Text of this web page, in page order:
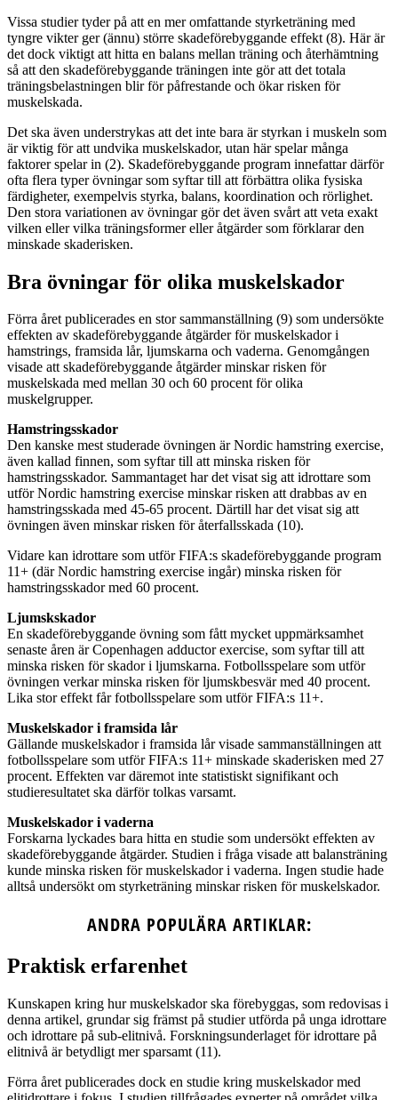
Vissa studier tyder på att en mer omfattande styrketräning med
tyngre vikter ger (ännu) större skadeförebyggande effekt (8). Här är
det dock viktigt att hitta en balans mellan träning och återhämtning
så att den skadeförebyggande träningen inte gör att det totala
träningsbelastningen blir för påfrestande och ökar risken för
muskelskada.
Det ska även understrykas att det inte bara är styrkan i muskeln som
är viktig för att undvika muskelskador, utan här spelar många
faktorer spelar in (2). Skadeförebyggande program innefattar därför
ofta flera typer övningar som syftar till att förbättra olika fysiska
färdigheter, exempelvis styrka, balans, koordination och rörlighet.
Den stora variationen av övningar gör det även svårt att veta exakt
vilken eller vilka träningsformer eller åtgärder som förklarar den
minskade skaderisken.
Bra övningar för olika muskelskador
Förra året publicerades en stor sammanställning (9) som undersökte
effekten av skadeförebyggande åtgärder för muskelskador i
hamstrings, framsida lår, ljumskarna och vaderna. Genomgången
visade att skadeförebyggande åtgärder minskar risken för
muskelskada med mellan 30 och 60 procent för olika
muskelgrupper.
Hamstringsskador
Den kanske mest studerade övningen är Nordic hamstring exercise,
även kallad finnen, som syftar till att minska risken för
hamstringsskador. Sammantaget har det visat sig att idrottare som
utför Nordic hamstring exercise minskar risken att drabbas av en
hamstringsskada med 45-65 procent. Därtill har det visat sig att
övningen även minskar risken för återfallsskada (10).
Vidare kan idrottare som utför FIFA:s skadeförebyggande program
11+ (där Nordic hamstring exercise ingår) minska risken för
hamstringsskador med 60 procent.
Ljumskskador
En skadeförebyggande övning som fått mycket uppmärksamhet
senaste åren är Copenhagen adductor exercise, som syftar till att
minska risken för skador i ljumskarna. Fotbollsspelare som utför
övningen verkar minska risken för ljumskbesvär med 40 procent.
Lika stor effekt får fotbollsspelare som utför FIFA:s 11+.
Muskelskador i framsida lår
Gällande muskelskador i framsida lår visade sammanställningen att
fotbollsspelare som utför FIFA:s 11+ minskade skaderisken med 27
procent. Effekten var däremot inte statistiskt signifikant och
studieresultatet ska därför tolkas varsamt.
Muskelskador i vaderna
Forskarna lyckades bara hitta en studie som undersökt effekten av
skadeförebyggande åtgärder. Studien i fråga visade att balansträning
kunde minska risken för muskelskador i vaderna. Ingen studie hade
alltså undersökt om styrketräning minskar risken för muskelskador.
ANDRA POPULÄRA ARTIKLAR:
Praktisk erfarenhet
Kunskapen kring hur muskelskador ska förebyggas, som redovisas i
denna artikel, grundar sig främst på studier utförda på unga idrottare
och idrottare på sub-elitnivå. Forskningsunderlaget för idrottare på
elitnivå är betydligt mer sparsamt (11).
Förra året publicerades dock en studie kring muskelskador med